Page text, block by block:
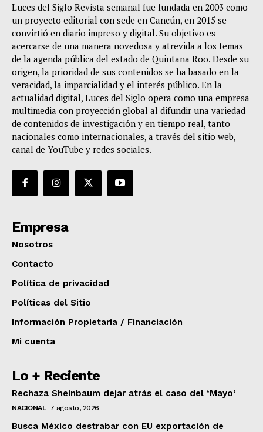
Luces del Siglo Revista semanal fue fundada en 2003 como
un proyecto editorial con sede en Cancún, en 2015 se
convirtió en diario impreso y digital. Su objetivo es
acercarse de una manera novedosa y atrevida a los temas
de la agenda pública del estado de Quintana Roo. Desde su
origen, la prioridad de sus contenidos se ha basado en la
veracidad, la imparcialidad y el interés público. En la
actualidad digital, Luces del Siglo opera como una empresa
multimedia con proyección global al difundir una variedad
de contenidos de investigación y en tiempo real, tanto
nacionales como internacionales, a través del sitio web,
canal de YouTube y redes sociales.
Empresa
Nosotros
Contacto
Política de privacidad
Políticas del Sitio
Información Propietaria / Financiación
Mi cuenta
Lo + Reciente
Rechaza Sheinbaum dejar atrás el caso del ‘Mayo’
NACIONAL 7 agosto, 2026
Busca México destrabar con EU exportación de